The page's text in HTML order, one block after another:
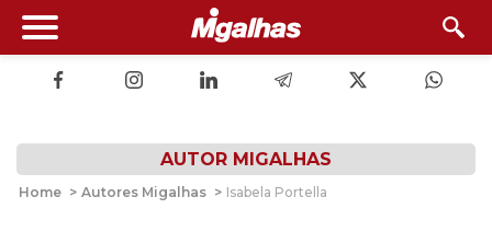
AUTOR MIGALHAS
Home > Autores Migalhas > Isabela Portella